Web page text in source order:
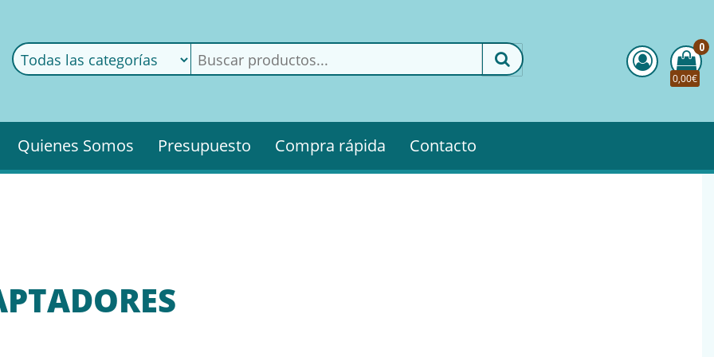
0
0,00€
Quienes Somos Presupuesto Compra rápida Contacto